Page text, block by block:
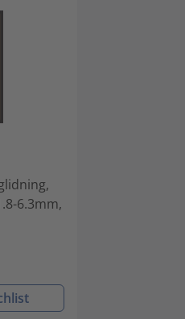
6.3mm,